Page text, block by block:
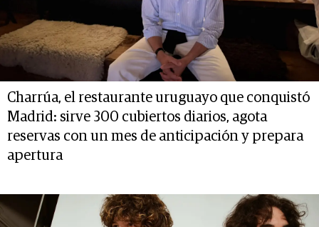
Charrúa, el restaurante uruguayo que conquistó
Madrid: sirve 300 cubiertos diarios, agota
reservas con un mes de anticipación y prepara
apertura